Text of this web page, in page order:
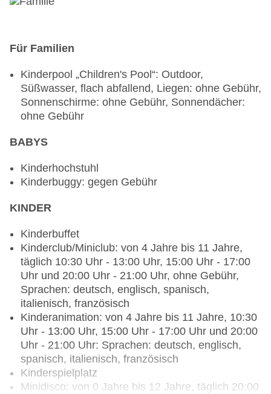
Gerichte: ohne Gebühr, Anfrage & Reservierung
nicht notwendig, vegetarische Gerichte: ohne
Gebühr, Anfrage & Reservierung nicht notwendig,
vegane Gerichte: ohne Gebühr, Anfrage &
Reservierung nicht notwendig, Buffet,
Showcooking, Anfrage & Reservierung nicht
notwendig, gegen Gebühr, bei All Inclusive
14:30 Uhr und 19:00 Uhr - 21:30 Uhr,
klimatisierbar, mit Terrasse, Kinderhochstuhl,
Bars & mehr: 2
wetterabhängig, 11:30 Uhr - 17:30 Uhr, gegen
Gebühr, bei All Inclusive inklusive
Salonbar „Sal Bar“: 18:00 Uhr - 23:59 Uhr, gegen
Gebühr, bei All Inclusive inklusive
Für Familien
Kinderpool „Children's Pool“: Outdoor,
Süßwasser, flach abfallend, Liegen: ohne Gebühr,
Sonnenschirme: ohne Gebühr, Sonnendächer:
ohne Gebühr
BABYS
Kinderhochstuhl
Kinderbuggy: gegen Gebühr
KINDER
Kinderbuffet
Kinderclub/Miniclub: von 4 Jahre bis 11 Jahre,
täglich 10:30 Uhr - 13:00 Uhr, 15:00 Uhr - 17:00
Uhr und 20:00 Uhr - 21:00 Uhr, ohne Gebühr,
Sprachen: deutsch, englisch, spanisch,
italienisch, französisch
Kinderanimation: von 4 Jahre bis 11 Jahre, 10:30
Uhr - 13:00 Uhr, 15:00 Uhr - 17:00 Uhr und 20:00
Uhr - 21:00 Uhr: Sprachen: deutsch, englisch,
spanisch, italienisch, französisch
Kinderspielplatz
Minidisco: von 0 Jahre bis 12 Jahre, täglich 20:00